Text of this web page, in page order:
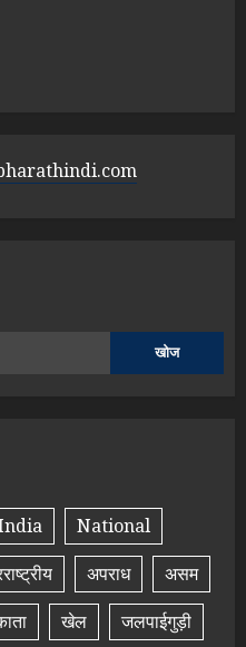
खोज
National
अपराध
असम
खेल जलपाईगुड़ी